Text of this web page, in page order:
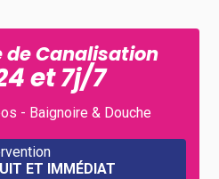
de Canalisation
et 7j/7
- Baignoire & Douche
ET IMMÉDIAT